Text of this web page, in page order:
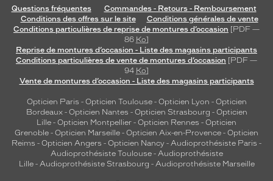
Questions fréquentes
Commandes - Retours - Remboursement
Conditions des offres sur le site
Conditions générales de vente
Conditions particulières de reprise de montures d’occasion [PDF —
86 Ko]
Reprise de montures d’occasion - Liste des magasins participants
Conditions particulières de vente de montures d’occasion [PDF —
94 Ko]
Vente de montures d’occasion - Liste des magasins participants
Opticien Paris - Opticien Toulouse- Opticien Lyon - Opticien
Bordeaux- Opticien Nantes - Opticien Strasbourg - Opticien
Lille - Opticien Montpellier - Opticien Rennes - Opticien
Grenoble - Opticien Marseille - Opticien Aix-en-Provence - Opticien
Reims - Opticien Angers - Opticien Nancy - Audioprothésiste Paris -
Audioprothésiste Toulouse- Audioprothésiste
Lille- Audioprothésiste Strasbourg - Audioprothésiste Marseille